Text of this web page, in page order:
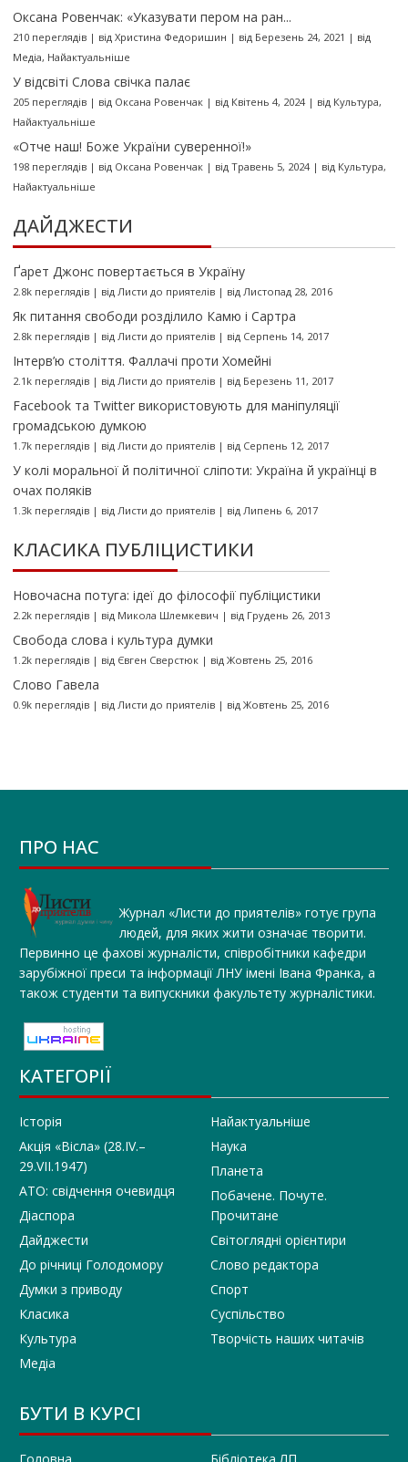
Оксана Ровенчак: «Указувати пером на ран...
210 переглядів| від Христина Федоришин | від Березень 24, 2021 | від
Медіа, Найактуальніше
У відсвіті Слова свічка палає
205 переглядів| від Оксана Ровенчак| від Квітень 4, 2024| від Культура,
Найактуальніше
«Отче наш! Боже України суверенної!»
198 переглядів| від Оксана Ровенчак| від Травень 5, 2024| від Культура,
Найактуальніше
ДАЙДЖЕСТИ
Ґарет Джонс повертається в Україну
2.8k переглядів| від Листи до приятелів| від Листопад 28, 2016
Як питання свободи розділило Камю і Сартра
2.8k переглядів| від Листи до приятелів| від Серпень 14, 2017
Інтерв’ю століття. Фаллачі проти Хомейні
2.1k переглядів| від Листи до приятелів| від Березень 11, 2017
Facebook та Twitter використовують для маніпуляції
громадською думкою
1.7k переглядів| від Листи до приятелів| від Серпень 12, 2017
У колі моральної й політичної сліпоти: Україна й українці в
очах поляків
1.3k переглядів| від Листи до приятелів| від Липень 6, 2017
КЛАСИКА ПУБЛІЦИСТИКИ
Новочасна потуга: ідеї до філософії публіцистики
2.2k переглядів| від Микола Шлемкевич | від Грудень 26, 2013
Свобода слова і культура думки
1.2k переглядів| від Євген Сверстюк| від Жовтень 25, 2016
Слово Гавела
0.9k переглядів| від Листи до приятелів| від Жовтень 25, 2016
ПРО НАС
Журнал «Листи до приятелів» готує група
людей, для яких жити означає творити.
Первинно це фахові журналісти, співробітники кафедри
зарубіжної преси та інформації ЛНУ імені Івана Франка, а
також студенти та випускники факультету журналістики.
КАТЕГОРІЇ
Історія
Акція «Вісла» (28.IV.–
29.VII.1947)
АТО: свідчення очевидця
Діаспора
Дайджести
До річниці Голодомору
Думки з приводу
Класика
Культура
Медіа
Найактуальніше
Наука
Планета
Побачене. Почуте.
Прочитане
Світоглядні орієнтири
Слово редактора
Спорт
Суспільство
Творчість наших читачів
БУТИ В КУРСІ